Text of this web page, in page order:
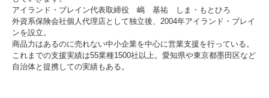
アイランド・ブレイン代表取締役 嶋 基祐 しま・もとひろ
外資系保険会社個人代理店として独立後、2004年アイランド・ブレイ
ンを設立。
商品力はあるのに売れない中小企業を中心に営業支援を行っている。
これまでの支援実績は55業種1500社以上。愛知県や東京都墨田区など
自治体と提携しての実績もある。